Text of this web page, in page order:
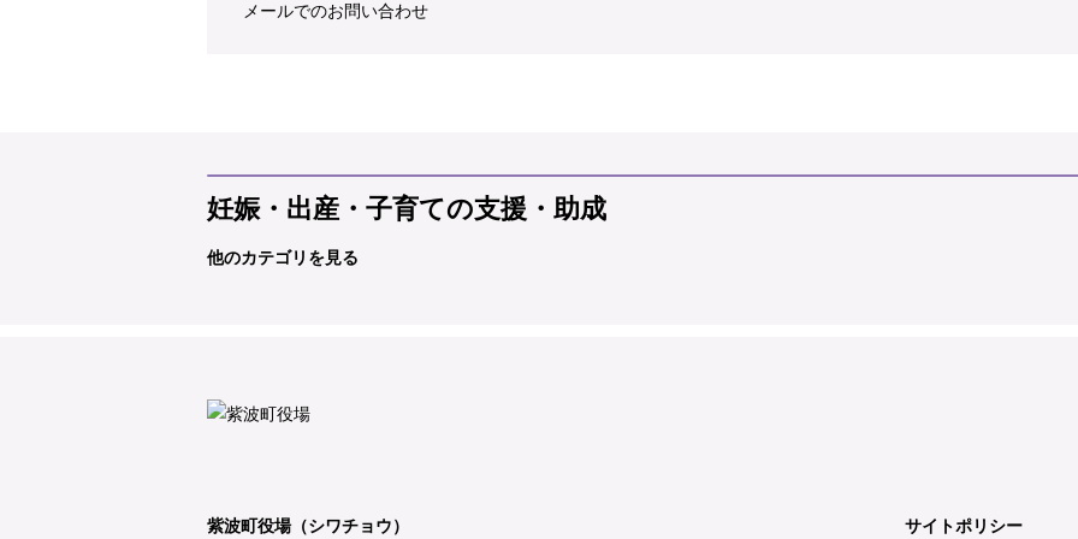
メールでのお問い合わせ
妊娠・出産・子育ての支援・助成
他のカテゴリを見る
紫波町役場（シワチョウ） サイトポリシー